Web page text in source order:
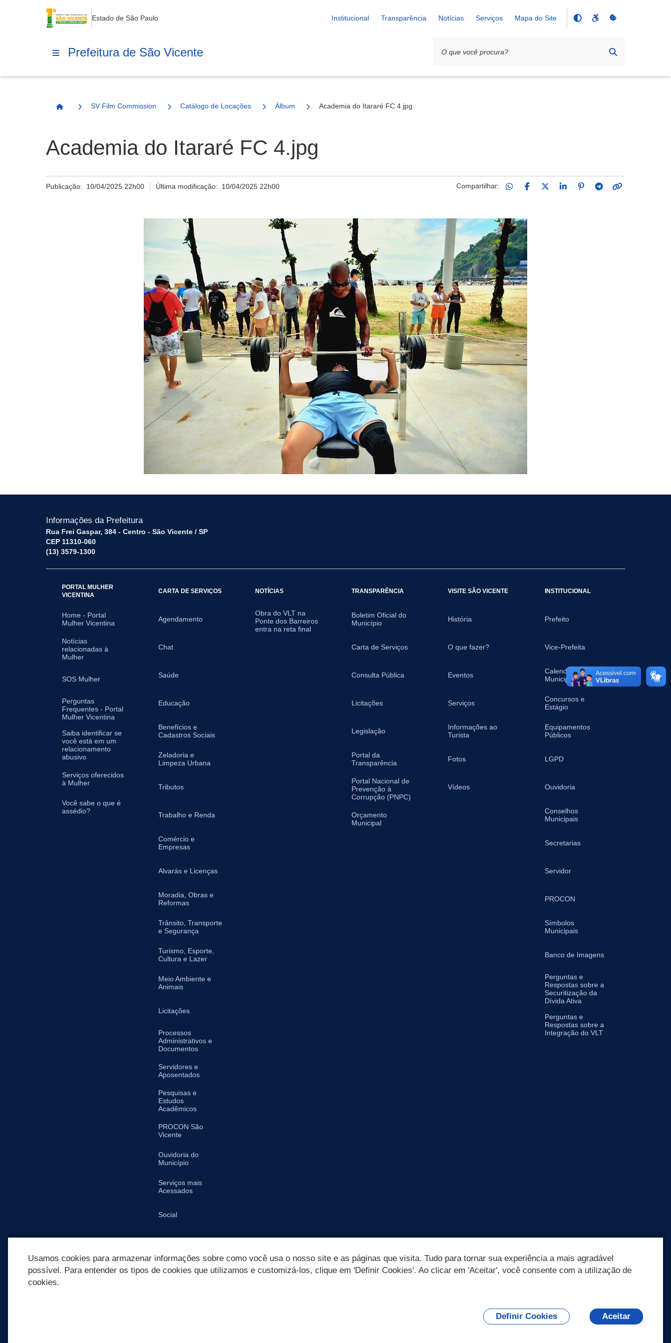
Estado de São Paulo Institucional Transparência Notícias Serviços Mapa do Site
Prefeitura de São Vicente
Página Inicial
SV Film Commission Catálogo de Locações Álbum Academia do Itararé FC 4.jpg
Academia do Itararé FC 4.jpg
Publicação: 10/04/2025 22h00 Última modificação: 10/04/2025 22h00 Compartilhar:
Informações da Prefeitura
Rua Frei Gaspar, 384 - Centro - São Vicente / SP
CEP 11310-060
(13) 3579-1300
PORTAL MULHER
VICENTINA
Home - Portal
Mulher Vicentina
Notícias
relacionadas à
Mulher
SOS Mulher
Perguntas
Frequentes - Portal
Mulher Vicentina
Saiba identificar se
você está em um
relacionamento
abusivo
Serviços oferecidos
à Mulher
Você sabe o que é
assédio?
CARTA DE SERVIÇOS
Agendamento
Chat
Saúde
Educação
Benefícios e
Cadastros Sociais
Zeladoria e
Limpeza Urbana
Tributos
Trabalho e Renda
Comércio e
Empresas
Alvarás e Licenças
Moradia, Obras e
Reformas
Trânsito, Transporte
e Segurança
Turismo, Esporte,
Cultura e Lazer
Meio Ambiente e
Animais
Licitações
Processos
Administrativos e
Documentos
Servidores e
Aposentados
Pesquisas e
Estudos
Acadêmicos
PROCON São
Vicente
Ouvidoria do
Município
Serviços mais
Acessados
Social
NOTÍCIAS
Obra do VLT na
Ponte dos Barreiros
entra na reta final
TRANSPARÊNCIA
Boletim Oficial do
Município
Carta de Serviços
Consulta Pública
Licitações
Legislação
Portal da
Transparência
Portal Nacional de
Prevenção à
Corrupção (PNPC)
Orçamento
Municipal
VISITE SÃO VICENTE
História
O que fazer?
Eventos
Serviços
Informações ao
Turista
Fotos
Vídeos
INSTITUCIONAL
Prefeito
Vice-Prefeita
Calendário
Municipal
Concursos e
Estágio
Equipamentos
Públicos
LGPD
Ouvidoria
Conselhos
Municipais
Secretarias
Servidor
PROCON
Símbolos
Municipais
Banco de Imagens
Perguntas e
Respostas sobre a
Securitização da
Dívida Ativa
Perguntas e
Respostas sobre a
Integração do VLT
Usamos cookies para armazenar informações sobre como você usa o nosso site e as páginas que visita. Tudo para tornar sua experiência a mais agradável
possível. Para entender os tipos de cookies que utilizamos e customizá-los, clique em 'Definir Cookies'. Ao clicar em 'Aceitar', você consente com a utilização de
cookies.
Definir Cookies Aceitar
posso te ajudar?